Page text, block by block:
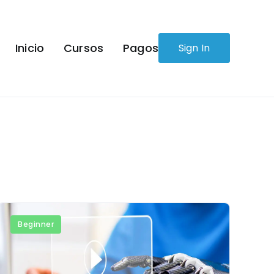
Inicio Cursos Pagos Sign In
Beginner